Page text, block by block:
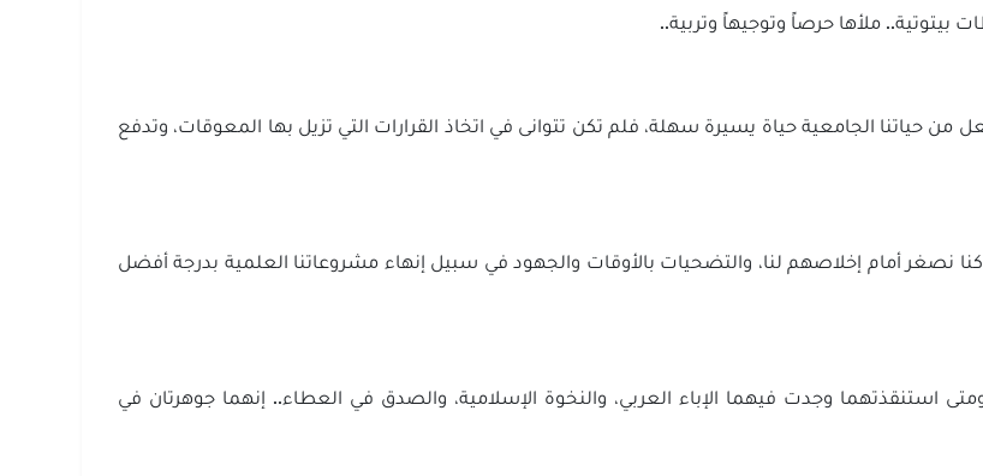
بيتوتية.. ملأها حرصاً وتوجيهاً وتربية..
حياتنا الجامعية حياة يسيرة سهلة، فلم تكن تتوانى في اتخاذ القرارات التي تزيل بها المعوقات، وتدفع
كنا نصغر أمام إخلاصهم لنا، والتضحيات بالأوقات والجهود في سبيل إنهاء مشروعاتنا العلمية بدرجة أفضل
استنقذتهما وجدت فيهما الإباء العربي، والنخوة الإسلامية، والصدق في العطاء.. إنهما جوهرتان في